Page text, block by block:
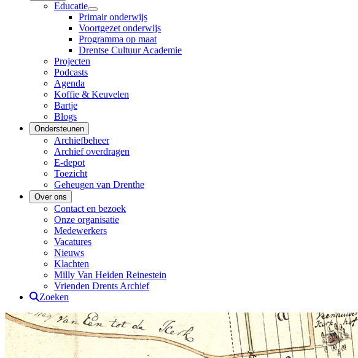
Educatie
Primair onderwijs
Voortgezet onderwijs
Programma op maat
Drentse Cultuur Academie
Projecten
Podcasts
Agenda
Koffie & Keuvelen
Bartje
Blogs
Ondersteunen
Archiefbeheer
Archief overdragen
E-depot
Toezicht
Geheugen van Drenthe
Over ons
Contact en bezoek
Onze organisatie
Medewerkers
Vacatures
Nieuws
Klachten
Milly Van Heiden Reinestein
Vrienden Drents Archief
Zoeken
Drents Archief